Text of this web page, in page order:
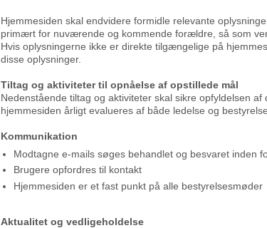
Hjemmesiden skal endvidere formidle relevante
primært for nuværende og kommende forældre, så som
Hvis oplysningerne ikke er direkte tilgængelige på
disse oplysninger.
Tiltag og aktiviteter til opnåelse af opstillede mål
Nedenstående tiltag og aktiviteter skal sikre opfyldelsen
hjemmesiden årligt evalueres af både ledelse og
Kommunikation
Modtagne e-mails søges behandlet og besvaret inden
Brugere opfordres til kontakt
Hjemmesiden er et fast punkt på alle bestyrelsesmøder
Aktualitet og vedligeholdelse